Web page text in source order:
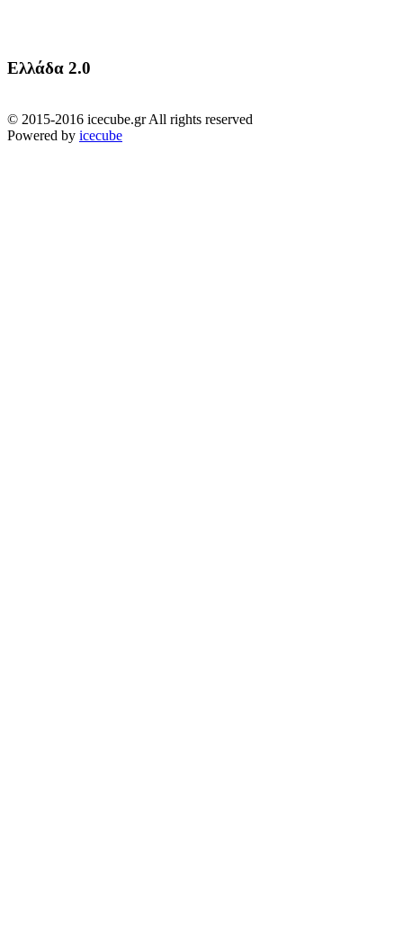
Ελλάδα 2.0
© 2015-2016 icecube.gr All rights reserved
Powered by icecube